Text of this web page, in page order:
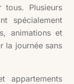
Plusieurs
spécialement
animations et
la journée sans
appartements